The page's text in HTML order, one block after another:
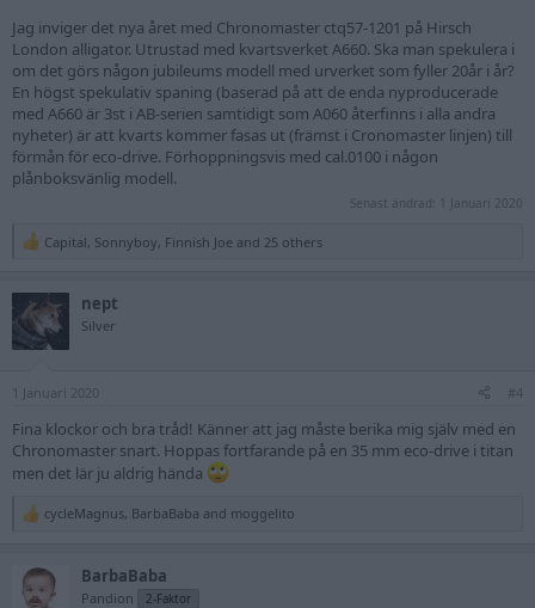
Jag inviger det nya året med Chronomaster ctq57-1201 på Hirsch
London alligator. Utrustad med kvartsverket A660. Ska man spekulera i
om det görs någon jubileums modell med urverket som fyller 20år i år?
En högst spekulativ spaning (baserad på att de enda nyproducerade
med A660 är 3st i AB-serien samtidigt som A060 återfinns i alla andra
nyheter) är att kvarts kommer fasas ut (främst i Cronomaster linjen) till
förmån för eco-drive. Förhoppningsvis med cal.0100 i någon
plånboksvänlig modell.
Senast ändrad: 1 Januari 2020
R
t
o
s
Capital, Sonnyboy, Finnish Joe and 25 others
nept
Silver
1 Januari 2020 #4
Fina klockor och bra tråd! Känner att jag måste berika mig själv med en
Chronomaster snart. Hoppas fortfarande på en 35 mm eco-drive i titan
men det lär ju aldrig hända
R
c
t
cycleMagnus, BarbaBaba and moggelito
BarbaBaba
Pandion 2-Faktor